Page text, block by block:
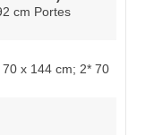
cm Portes
x 144 cm; 2* 70